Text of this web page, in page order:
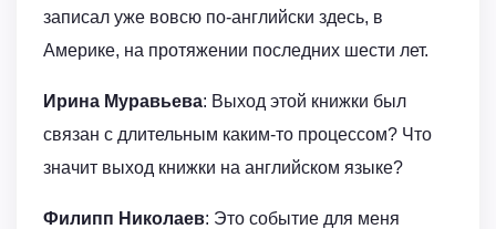
записал уже вовсю по-английски здесь, в
Америке, на протяжении последних шести лет.
Ирина Муравьева: Выход этой книжки был
связан с длительным каким-то процессом? Что
значит выход книжки на английском языке?
Филипп Николаев: Это событие для меня